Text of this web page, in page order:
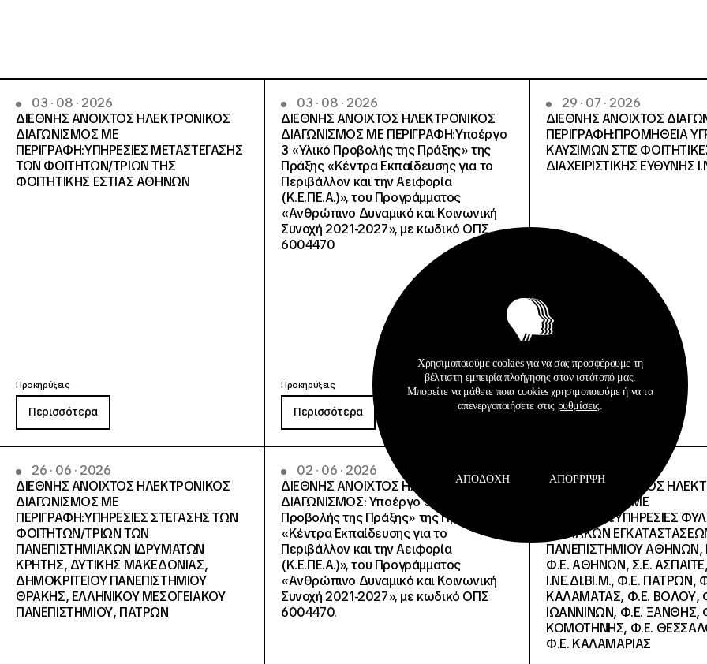
03 · 08 · 2026
ΔΙΕΘΝΗΣ ΑΝΟΙΧΤΟΣ ΗΛΕΚΤΡΟΝΙΚΟΣ
ΔΙΑΓΩΝΙΣΜΟΣ ΜΕ
ΠΕΡΙΓΡΑΦΗ:ΥΠΗΡΕΣΙΕΣ METAΣΤΕΓΑΣΗΣ
ΤΩΝ ΦΟΙΤΗΤΩΝ/ΤΡΙΩΝ ΤΗΣ
ΦΟΙΤΗΤΙΚΗΣ ΕΣΤΙΑΣ ΑΘΗΝΩΝ
Προκηρύξεις
Περισσότερα
03 · 08 · 2026
ΔΙΕΘΝΗΣ ΑΝΟΙΧΤΟΣ ΗΛΕΚΤΡΟΝΙΚΟΣ
ΔΙΑΓΩΝΙΣΜΟΣ ΜΕ ΠΕΡΙΓΡΑΦΗ:Υποέργο
3 «Υλικό Προβολής της Πράξης» της
Πράξης «Κέντρα Εκπαίδευσης για το
Περιβάλλον και την Αειφορία
(Κ.Ε.ΠΕ.Α.)», του Προγράμματος
«Ανθρώπινο Δυναμικό και Κοινωνική
Συνοχή 2021-2027», με κωδικό ΟΠΣ
6004470
Προκηρύξεις
Περισσότερα
29 · 07 · 2026
ΔΙΕΘΝΗΣ ΑΝΟΙΧΤΟΣ
ΠΕΡΙΓΡΑΦΗ:ΠΡΟΜΗΘΕΙΑ
ΚΑΥΣΙΜΩΝ ΣΤΙΣ
ΔΙΑΧΕΙΡΙΣΤΙΚΗΣ ΕΥΘΥΝΗΣ
Προκηρύξεις
Περισσότερα
26 · 06 · 2026
ΔΙΕΘΝΗΣ ΑΝΟΙΧΤΟΣ ΗΛΕΚΤΡΟΝΙΚΟΣ
ΔΙΑΓΩΝΙΣΜΟΣ ΜΕ
ΠΕΡΙΓΡΑΦΗ:ΥΠΗΡΕΣΙΕΣ ΣΤΕΓΑΣΗΣ ΤΩΝ
ΦΟΙΤΗΤΩΝ/ΤΡΙΩΝ ΤΩΝ
ΠΑΝΕΠΙΣΤΗΜΙΑΚΩΝ ΙΔΡΥΜΑΤΩΝ
KΡΗΤΗΣ, ΔΥΤΙΚΗΣ ΜΑΚΕΔΟΝΙΑΣ,
ΔΗΜΟΚΡΙΤΕΙΟΥ ΠΑΝΕΠΙΣΤΗΜΙΟΥ
ΘΡΑΚΗΣ, ΕΛΛΗΝΙΚΟΥ ΜΕΣΟΓΕΙΑΚΟΥ
ΠΑΝΕΠΙΣΤΗΜΙΟΥ, ΠΑΤΡΩΝ
02 · 06 · 2026
ΔΙΕΘΝΗΣ ΑΝΟΙΧΤΟΣ ΗΛΕΚΤΡΟΝΙΚΟΣ
ΔΙΑΓΩΝΙΣΜΟΣ: Υποέργο 3 «Υλικό
Προβολής της Πράξης» της Πράξης
«Κέντρα Εκπαίδευσης για το
Περιβάλλον και την Αειφορία
(Κ.Ε.ΠΕ.Α.)», του Προγράμματος
«Ανθρώπινο Δυναμικό και Κοινωνική
Συνοχή 2021-2027», με κωδικό ΟΠΣ
6004470.
ΔΙΕΘΝΗΣ ΑΝΟΙΧΤΟΣ
ΔΙΑΓΩΝΙΣΜΟΣ ΜΕ
ΠΕΡΙΓΡΑΦΗ:ΥΠΗΡΕΣΙΕΣ
ΚΤΙΡΙΑΚΩΝ
ΠΑΝΕΠΙΣΤΗΜΙΟΥ ΑΘΗΝΩΝ,
Φ.Ε. ΑΘΗΝΩΝ, Σ.Ε.
Ι.ΝΕ.ΔΙ.ΒΙ.Μ., Φ.Ε. ΠΑΤΡΩΝ,
ΚΑΛΑΜΑΤΑΣ, Φ.Ε. ΒΟΛΟΥ,
ΙΩΑΝΝΙΝΩΝ, Φ.Ε. ΞΑΝΘΗΣ,
ΚΟΜΟΤΗΝΗΣ, Φ.Ε.
Φ.Ε. ΚΑΛΑΜΑΡΙΑΣ
Χρησιμοποιούμε cookies για να σας προσφέρουμε τη
βέλτιστη εμπειρία πλοήγησης στον ιστότοπό μας.
Μπορείτε να μάθετε ποια cookies χρησιμοποιούμε ή να τα
απενεργοποιήσετε στις ρυθμίσεις
ΑΠΟΔΟΧΉ ΑΠΌΡΡΙΨΗ